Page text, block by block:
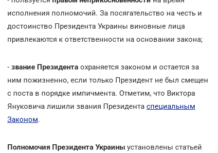
исполнения полномочий. За посягательство на честь и
достоинство Президента Украины виновные лица
привлекаются к ответственности на основании закона;
- звание Президента охраняется законом и остается за
ним пожизненно, если только Президент не был смещен
с поста в порядке импичмента. Отметим, что Виктора
Януковича лишили звания Президента специальным
Законом.
Полномочия Президента Украины установлены статьей